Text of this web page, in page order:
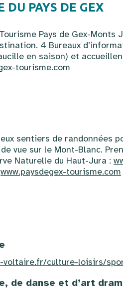
DU PAYS DE GEX
Pays de Gex-
4 Bureaux
en saison) et
tourisme.com
sentiers de randonnées
vue sur le Mont-Blanc.
Naturelle du Haut-Jura :
www.paysdegex-tourisme.com
voltaire.fr/culture-loisirs/
de danse et d’art